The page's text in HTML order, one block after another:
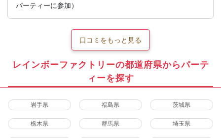
パーティーに参加）
口コミをもっと見る
レインボーファクトリーの都道府県からパーテ
ィーを探す
岩手県 福島県 茨城県
栃木県 群馬県 埼玉県